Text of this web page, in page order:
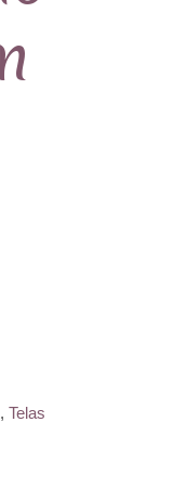
, Telas